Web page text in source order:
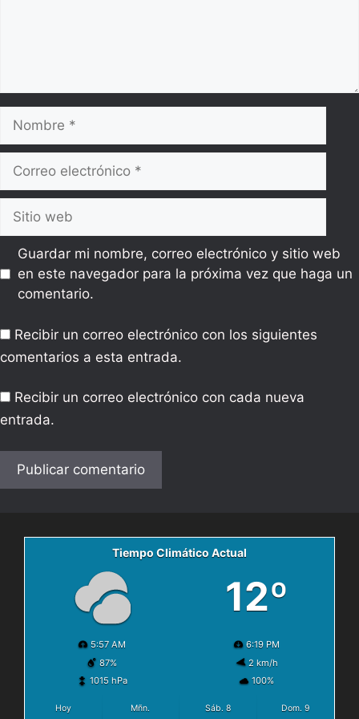
Nombre
Correo
Sitio
web
Guardar mi nombre, correo electrónico y sitio web
en este navegador para la próxima vez que haga un
comentario.
Recibir un correo electrónico con los siguientes
comentarios a esta entrada.
Recibir un correo electrónico con cada nueva
entrada.
Tiempo Climático Actual
12º
5:57 AM
6:19 PM
87%
2 km/h
1015 hPa
100%
Hoy
Mñn.
Sáb. 8
Dom. 9